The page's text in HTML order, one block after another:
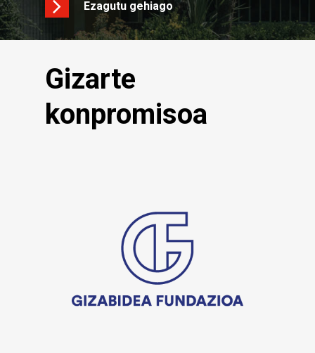
Ezagutu gehiago
Gizarte
konpromisoa